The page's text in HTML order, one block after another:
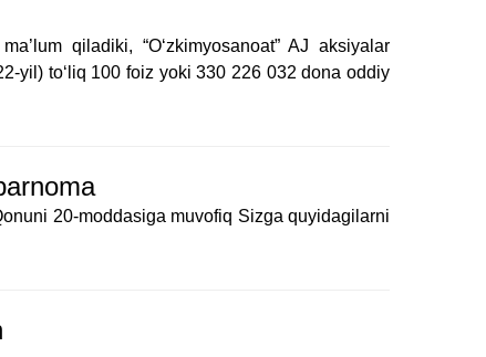
qiladiki, “O‘zkimyosanoat” AJ aksiyalar
yil) toʻliq 100 foiz yoki 330 226 032 dona oddiy
20-moddasiga muvofiq Sizga quyidagilarni